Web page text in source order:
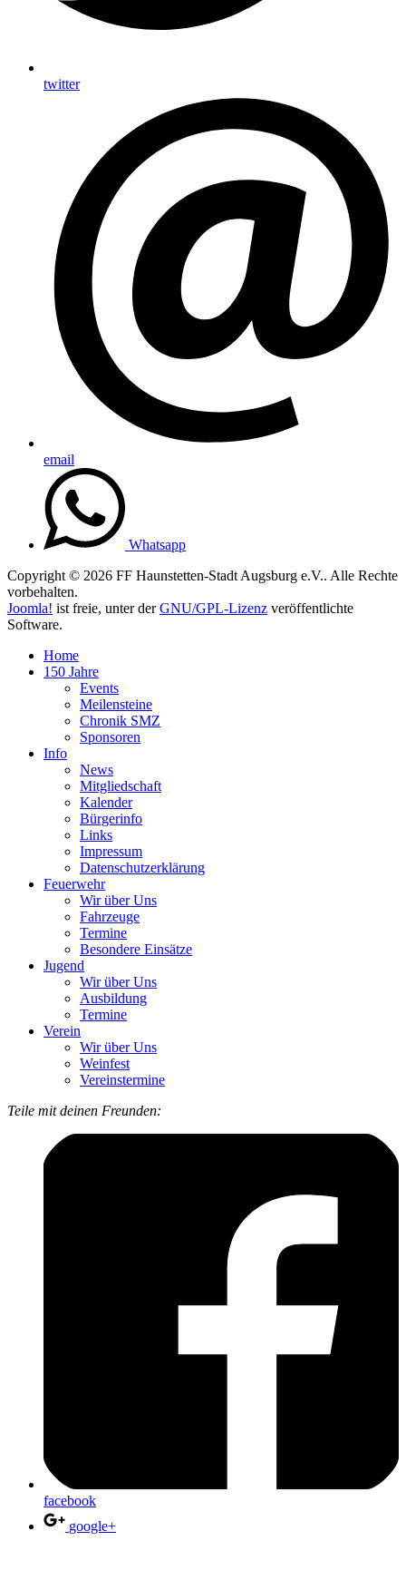
twitter
email
Whatsapp
Copyright © 2026 FF Haunstetten-Stadt Augsburg e.V.. Alle Rechte
vorbehalten.
Joomla! ist freie, unter derGNU/GPL-Lizenz veröffentlichte
Software.
Home
150 Jahre
Events
Meilensteine
Chronik SMZ
Sponsoren
Info
News
Mitgliedschaft
Kalender
Bürgerinfo
Links
Impressum
Datenschutzerklärung
Feuerwehr
Wir über Uns
Fahrzeuge
Termine
Besondere Einsätze
Jugend
Wir über Uns
Ausbildung
Termine
Verein
Wir über Uns
Weinfest
Vereinstermine
Teile mit deinen Freunden:
facebook
google+